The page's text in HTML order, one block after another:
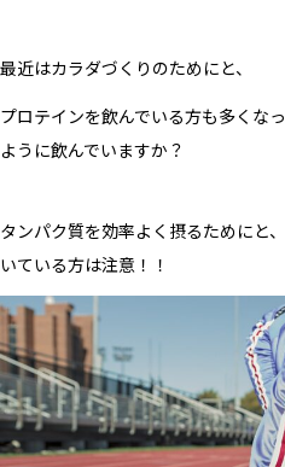
最近はカラダづくりのためにと、
プロテインを飲んでいる方も多くな
ように飲んでいますか？
タンパク質を効率よく摂るためにと
いている方は注意！！